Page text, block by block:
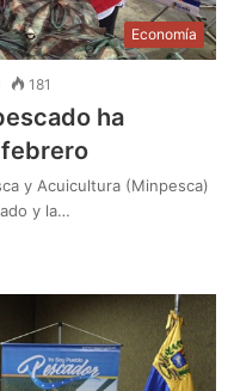
Economía
181
ha
y Acuicultura (Minpesca)
y la…